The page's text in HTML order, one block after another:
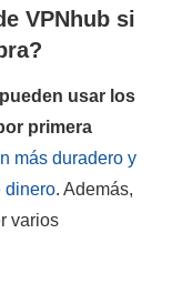
VPNhub si
usar los
primera
más duradero y
dinero. Además,
varios